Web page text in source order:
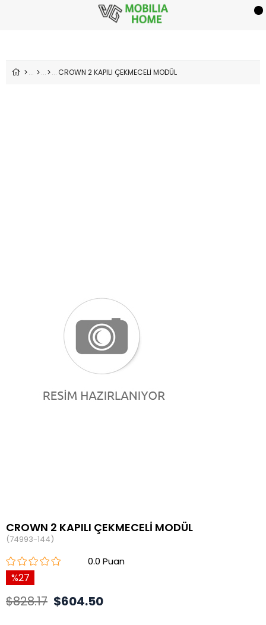
CROWN 2 KAPILI ÇEKMECELİ MODÜL
CROWN 2 KAPILI ÇEKMECELİ MODÜL
(74993-144)
0.0
27
$828.17 $604.50